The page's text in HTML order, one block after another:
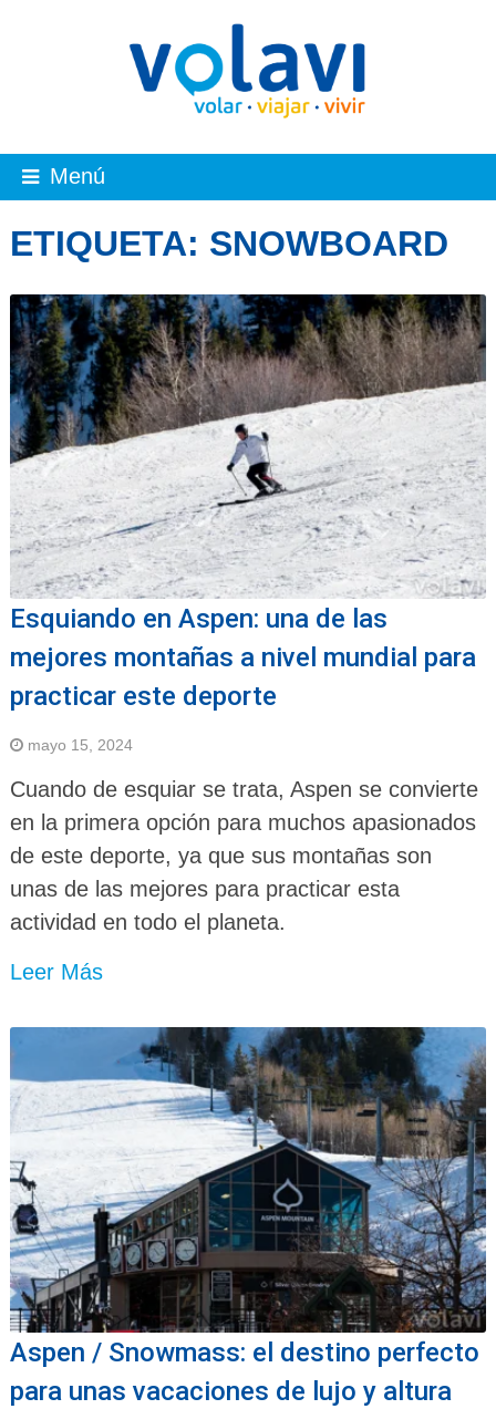
Menú
ETIQUETA: SNOWBOARD
Esquiando en Aspen: una de las
mejores montañas a nivel mundial para
practicar este deporte
mayo 15, 2024
Cuando de esquiar se trata, Aspen se convierte
en la primera opción para muchos apasionados
de este deporte, ya que sus montañas son
unas de las mejores para practicar esta
actividad en todo el planeta.
Leer Más
Aspen / Snowmass: el destino perfecto
para unas vacaciones de lujo y altura